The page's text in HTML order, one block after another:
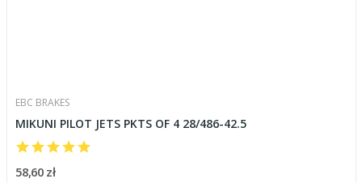
EBC BRAKES
MIKUNI PILOT JETS PKTS OF 4 28/486-42.5
58,60 zł